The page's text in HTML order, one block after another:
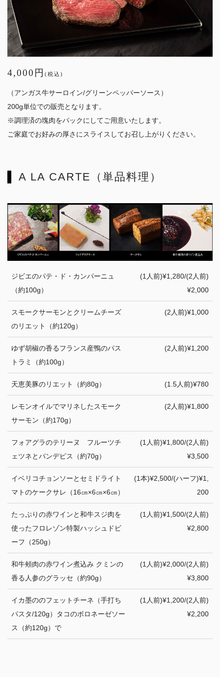
4,000円 (税込)
（アンガス牛サーロイン/グリーンペッパーソース）
200g単位での販売となります。
※調理済の塊肉をパックにしてご用意いたします。
ご家庭でお好みの厚さにスライスしてお召し上がりください。
A LA CARTE（単品料理）
ジビエのパテ・ド・カンパーニュ
（約100g）
(1人前)¥1,280/(2人前)
¥2,000
スモークサーモンとクリームチーズ
のリエット（約120g）
(2人前)¥1,000
ゆず胡椒の香るフランス産鴨のパス
トラミ（約100g）
(2人前)¥1,200
天恵美豚のリエット（約80g） (1.5人前)¥780
レモンオイルでマリネしたスモーク
サーモン（約170g）
(2人前)¥1,800
フォアグラのテリーヌ フルーツチ
ェツネとパンデピス（約70g）
(1人前)¥1,800/(2人前)
¥3,500
イベリコチョンソーとセミドライト
マトのケークサレ（16㎝×6㎝×6㎝）
(1本)¥2,500/(ハーフ)¥1,
200
たっぷりの赤ワインと和牛スジ肉を
使ったフロレゾン特製ハッシュドビ
ーフ（250g）
(1人前)¥1,500/(2人前)
¥2,800
和牛頰肉の赤ワイン煮込み クミンの
香る人参のグラッセ（約90g）
(1人前)¥2,000/(2人前)
¥3,800
イカ墨ののフェットチーネ（手打ち
パスタ/120g）タコのボロネーゼソー
ス（約120g）で
(1人前)¥1,200/(2人前)
¥2,200